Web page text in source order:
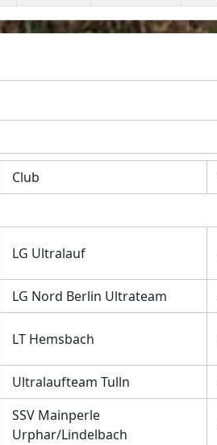
Club
LG Ultralauf
LG Nord Berlin Ultrateam
LT Hemsbach
Ultralaufteam Tulln
SSV Mainperle
Urphar/Lindelbach